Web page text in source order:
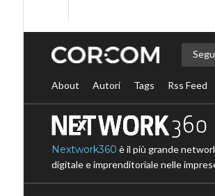
About Autori Tags Rss Feed
Nextwork360 è il più grande
digitale e imprenditoriale nelle